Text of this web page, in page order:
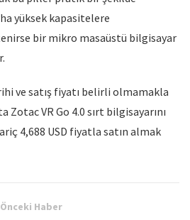
yüksek kapasitelere
bir mikro masaüstü bilgisayar
ve satış fiyatı belirli olmamakla
Zotac VR Go 4.0 sırt bilgisayarını
4,688 USD fiyatla satın almak
Önceki Haber